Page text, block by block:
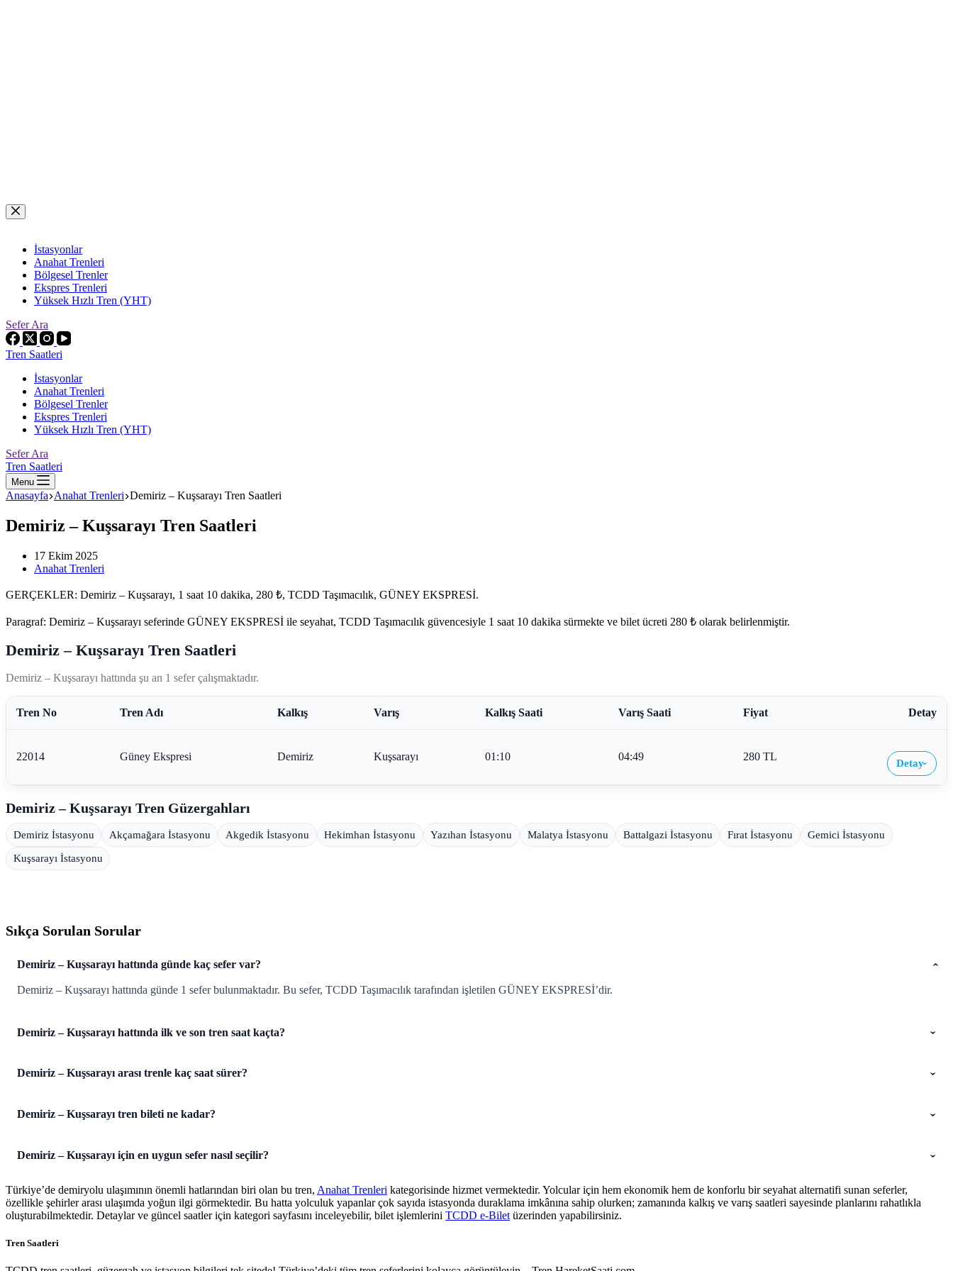
Skip
to
İstasyonlar
Anahat Trenleri
Bölgesel Trenler
Ekspres Trenleri
Yüksek Hızlı Tren (YHT)
Sefer Ara
Tren Saatleri
İstasyonlar
Anahat Trenleri
Bölgesel Trenler
Ekspres Trenleri
Yüksek Hızlı Tren (YHT)
Sefer Ara
Tren Saatleri
Menu
Anasayfa Anahat Trenleri Demiriz – Kuşsarayı Tren Saatleri
Demiriz – Kuşsarayı Tren Saatleri
17 Ekim 2025
Anahat Trenleri
GERÇEKLER: Demiriz – Kuşsarayı, 1 saat 10 dakika, 280 ₺, TCDD Taşımacılık, GÜNEY EKSPRESİ.
Paragraf: Demiriz – Kuşsarayı seferinde GÜNEY EKSPRESİ ile seyahat, TCDD Taşımacılık güvencesiyle 1 saat 10 dakika sürmekte ve bilet ücreti 280 ₺ olarak belirlenmiştir.
Demiriz – Kuşsarayı Tren Saatleri
Demiriz – Kuşsarayı hattında şu an 1 sefer çalışmaktadır.
Tren No Tren Adı Kalkış Varış Kalkış Saati Varış Saati Fiyat Detay
22014 Güney Ekspresi Demiriz Kuşsarayı 01:10 04:49 280 TL
Detay›
Demiriz – Kuşsarayı Tren Güzergahları
Demiriz İstasyonu Akçamağara İstasyonu Akgedik İstasyonu Hekimhan İstasyonu Yazıhan İstasyonu Malatya İstasyonu Battalgazi İstasyonu Fırat İstasyonu Gemici İstasyonu
Kuşsarayı İstasyonu
Sıkça Sorulan Sorular
Demiriz – Kuşsarayı hattında günde kaç sefer var?
Demiriz – Kuşsarayı hattında günde 1 sefer bulunmaktadır. Bu sefer, TCDD Taşımacılık tarafından işletilen GÜNEY EKSPRESİ’dir.
Demiriz – Kuşsarayı hattında ilk ve son tren saat kaçta?
Demiriz – Kuşsarayı arası trenle kaç saat sürer?
Demiriz – Kuşsarayı tren bileti ne kadar?
Demiriz – Kuşsarayı için en uygun sefer nasıl seçilir?
Türkiye’de demiryolu ulaşımının önemli hatlarından biri olan bu tren, Anahat Trenleri kategorisinde hizmet vermektedir. Yolcular için hem ekonomik hem de konforlu bir seyahat alternatifi sunan seferler,
özellikle şehirler arası ulaşımda yoğun ilgi görmektedir. Bu hatta yolculuk yapanlar çok sayıda istasyonda duraklama imkânına sahip olurken; zamanında kalkış ve varış saatleri sayesinde planlarını rahatlıkla
oluşturabilmektedir. Detaylar ve güncel saatler için kategori sayfasını inceleyebilir, bilet işlemlerini TCDD e-Bilet üzerinden yapabilirsiniz.
Tren Saatleri